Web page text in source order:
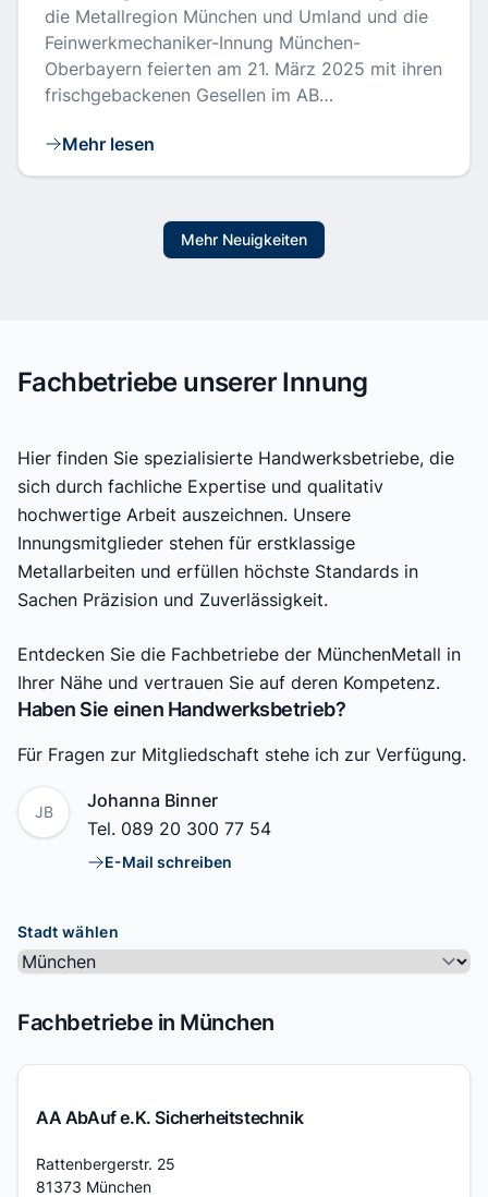
die Metallregion München und Umland und die
Feinwerkmechaniker-Innung München-
Oberbayern feierten am 21. März 2025 mit ihren
frischgebackenen Gesellen im AB…
Mehr lesen
Mehr Neuigkeiten
Fachbetriebe unserer Innung
Hier finden Sie spezialisierte Handwerksbetriebe, die
sich durch fachliche Expertise und qualitativ
hochwertige Arbeit auszeichnen. Unsere
Innungsmitglieder stehen für erstklassige
Metallarbeiten und erfüllen höchste Standards in
Sachen Präzision und Zuverlässigkeit.
Entdecken Sie die Fachbetriebe der MünchenMetall in
Ihrer Nähe und vertrauen Sie auf deren Kompetenz.
Haben Sie einen Handwerksbetrieb?
Für Fragen zur Mitgliedschaft stehe ich zur Verfügung.
JB
Name
Johanna Binner
Tel. 089 20 300 77 54
E-Mail
E-Mail schreiben
Stadt wählen
Fachbetriebe in München
AA AbAuf e.K. Sicherheitstechnik
Adresse
Rattenbergerstr. 25
81373 München